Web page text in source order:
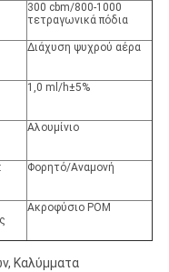
300 cbm/800-1000
τετραγωνικά πόδια
Διάχυση ψυχρού αέρα
1,0 ml/h±5%
Αλουμίνιο
Φορητό/Αναμονή
Ακροφύσιο POM
Καλύμματα